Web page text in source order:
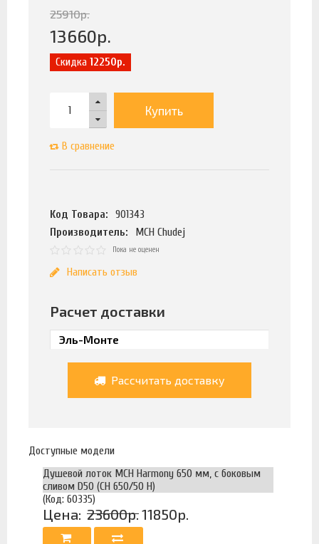
25910р.
13660р.
Скидка 12250р.
Купить
В сравнение
Код Товара:
901343
Производитель:
MCH Chudej
Пока не оценен
Написать отзыв
Расчет доставки
Рассчитать доставку
Доступные модели
Душевой лоток MCH Harmony 650 мм, с боковым
сливом D50 (CH 650/50 H)
(Код: 60335)
Цена: 23600р.11850р.